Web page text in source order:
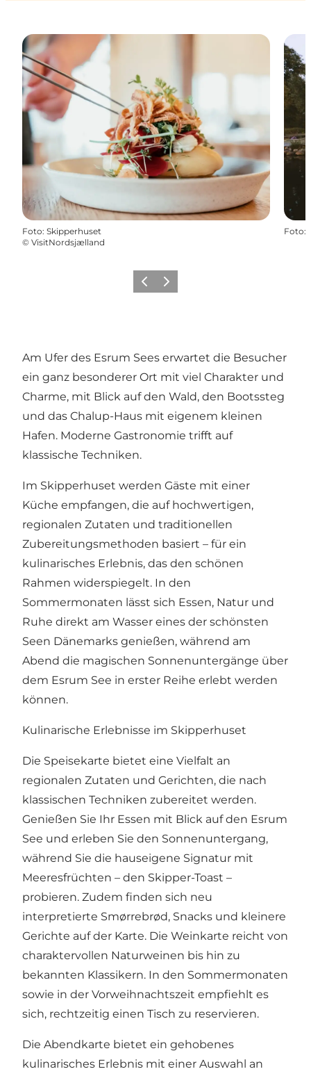
Foto: Skipperhuset
© VisitNordsjælland
Foto:
ZurückWeiter
Am Ufer des Esrum Sees erwartet die Besucher
ein ganz besonderer Ort mit viel Charakter und
Charme, mit Blick auf den Wald, den Bootssteg
und das Chalup-Haus mit eigenem kleinen
Hafen. Moderne Gastronomie trifft auf
klassische Techniken.
Im Skipperhuset werden Gäste mit einer
Küche empfangen, die auf hochwertigen,
regionalen Zutaten und traditionellen
Zubereitungsmethoden basiert – für ein
kulinarisches Erlebnis, das den schönen
Rahmen widerspiegelt. In den
Sommermonaten lässt sich Essen, Natur und
Ruhe direkt am Wasser eines der schönsten
Seen Dänemarks genießen, während am
Abend die magischen Sonnenuntergänge über
dem Esrum See in erster Reihe erlebt werden
können.
Kulinarische Erlebnisse im Skipperhuset
Die Speisekarte bietet eine Vielfalt an
regionalen Zutaten und Gerichten, die nach
klassischen Techniken zubereitet werden.
Genießen Sie Ihr Essen mit Blick auf den Esrum
See und erleben Sie den Sonnenuntergang,
während Sie die hauseigene Signatur mit
Meeresfrüchten – den Skipper-Toast –
probieren. Zudem finden sich neu
interpretierte Smørrebrød, Snacks und kleinere
Gerichte auf der Karte. Die Weinkarte reicht von
charaktervollen Naturweinen bis hin zu
bekannten Klassikern. In den Sommermonaten
sowie in der Vorweihnachtszeit empfiehlt es
sich, rechtzeitig einen Tisch zu reservieren.
Die Abendkarte bietet ein gehobenes
kulinarisches Erlebnis mit einer Auswahl an